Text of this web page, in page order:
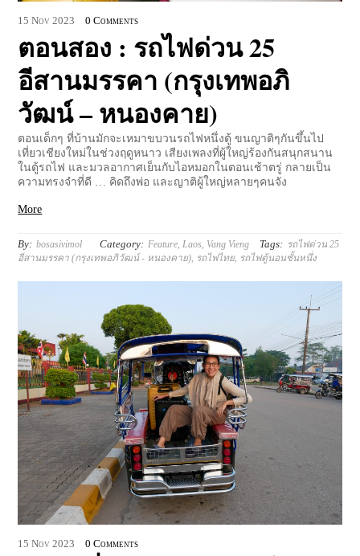
15 Nov 2023 0 Comments
ตอนสอง : รถไฟด่วน 25
อีสานมรรคา (กรุงเทพอภิ
วัฒน์ – หนองคาย)
ตอนเด็กๆ ที่บ้านมักจะเหมาขบวนรถไฟหนึ่งตู้ ขนญาติๆกันขึ้นไป
เที่ยวเชียงใหม่ในช่วงฤดูหนาว เสียงเพลงที่ผู้ใหญ่ร้องกันสนุกสนาน
ในตู้รถไฟ และมวลอากาศเย็นกับไอหมอกในตอนเช้าตรู่ กลายเป็น
ความทรงจำที่ดี … คิดถึงพ่อ และญาติผู้ใหญ่หลายๆคนจัง
More
By: bosasivimol Category: Feature,Laos, Vang Vieng Tags: รถไฟด่วน 25
อีสานมรรคา (กรุงเทพอภิวัฒน์ - หนองคาย), รถไฟไทย, รถไฟตู้นอนชั้นหนึ่ง
15 Nov 2023 0 Comments